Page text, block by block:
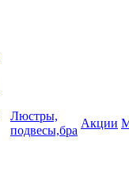
Люстры,
подвесы,бра
Акции